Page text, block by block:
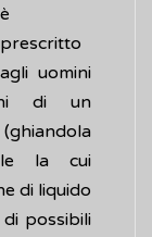
è
prescritto
agli uomini
di un
la cui
di liquido
possibili